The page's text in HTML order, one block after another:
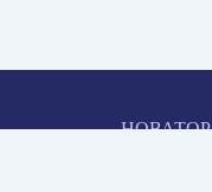
НОВАТОР